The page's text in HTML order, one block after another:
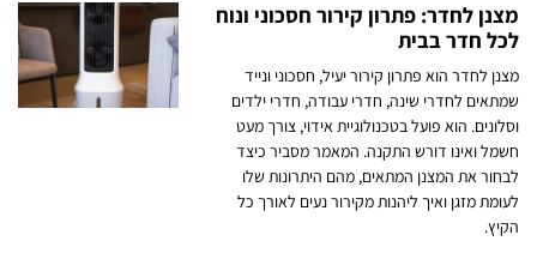
מצנן לחדר: פתרון קירור חסכוני ונוח
לכל חדר בבית
מצנן לחדר הוא פתרון קירור יעיל, חסכוני ונייד
שמתאים לחדרי שינה, חדרי עבודה, חדרי ילדים
וסלונים. הוא פועל בטכנולוגיית אידוי, צורך מעט
חשמל ואינו דורש התקנה. המאמר מסביר כיצד
לבחור את המצנן המתאים, מהם היתרונות שלו
לעומת מזגן ואיך ליהנות מקירור נעים לאורך כל
הקיץ.